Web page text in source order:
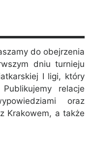
do obejrzenia
dniu turnieju
I ligi, który
relacje
oraz
Krakowem, a także